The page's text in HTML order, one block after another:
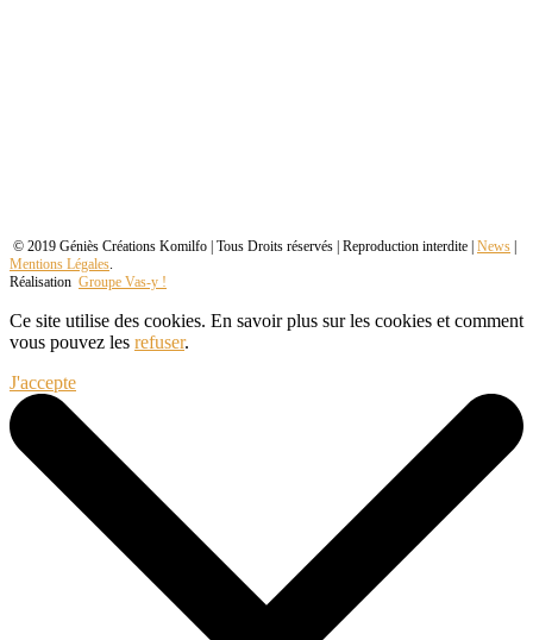
© 2019 Géniès Créations Komilfo | Tous Droits réservés | Reproduction interdite | News |
Mentions Légales
Réalisation Groupe Vas-y !
Ce site utilise des cookies. En savoir plus sur les cookies et comment
vous pouvez les refuser.
J'accepte